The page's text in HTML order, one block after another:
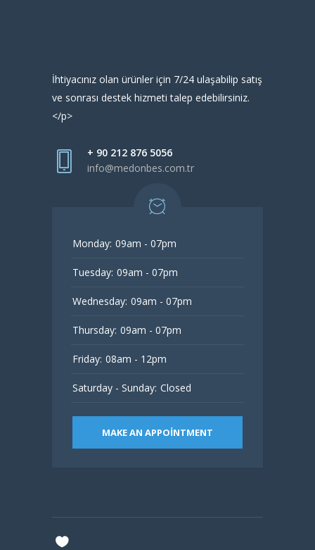
İhtiyacınız olan ürünler için 7/24 ulaşabilip satış
ve sonrası destek hizmeti talep edebilirsiniz.
</p>
+ 90 212 876 5056
info@medonbes.com.tr
Monday: 09am - 07pm
Tuesday: 09am - 07pm
Wednesday: 09am - 07pm
Thursday: 09am - 07pm
Friday: 08am - 12pm
Saturday - Sunday: Closed
MAKE AN APPOINTMENT